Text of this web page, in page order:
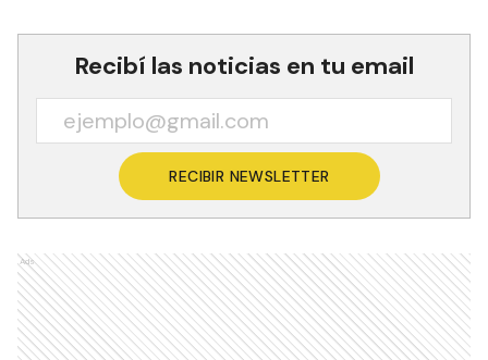
Recibí las noticias en tu email
RECIBIR NEWSLETTER
Ads